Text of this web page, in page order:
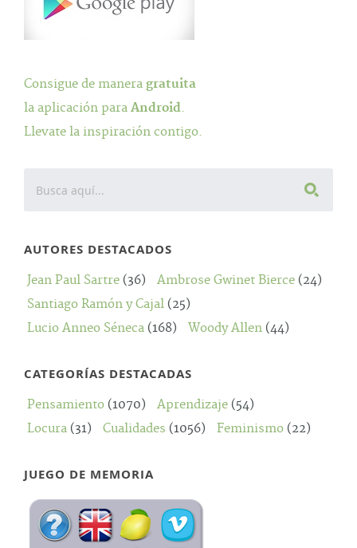
Consigue de manera gratuita
la aplicación para Android.
Llevate la inspiración contigo.
AUTORES DESTACADOS
Jean Paul Sartre (36) Ambrose Gwinet Bierce (24)
Santiago Ramón y Cajal (25)
Lucio Anneo Séneca (168) Woody Allen (44)
CATEGORÍAS DESTACADAS
Pensamiento (1070) Aprendizaje (54)
Locura (31) Cualidades (1056) Feminismo (22)
JUEGO DE MEMORIA